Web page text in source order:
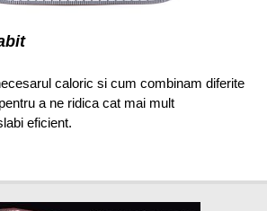
caloric si cum combinam diferite
a ne ridica cat mai mult
eficient.